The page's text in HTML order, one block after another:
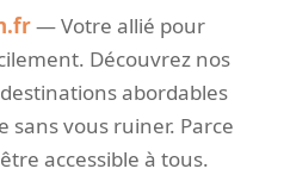
— Votre allié pour
Découvrez nos
abordables
sans vous ruiner. Parce
accessible à tous.